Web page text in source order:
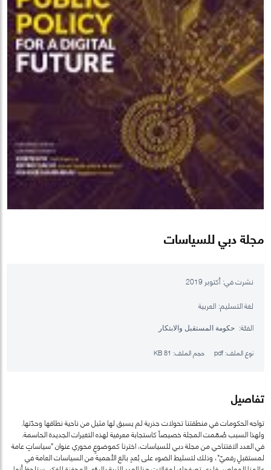
مجلة دبي للسياسات
نشرت في: أكتوبر 2019
لغة التسليم: العربية
الفئة:
حكومة المستقبل والابتكار
نوع الملف:pdf حجم الملف: 81 KB
تفاصيل
تواجه الحكومات في منطقتنا تحولات جذرية لم يسبق لها مثيل من ناحية نطاقها وحدّتها.
ولهذا السبب صُمّمت المجلة خصيصاً كاستجابة معرفية لهذه التغيرات الجديدة الحاسمة.
في العدد الافتتاحي من مجلة دبي للسياسات، اخترنا كموضوعٍ محوري عنوان "سياساتٍ عامة
لمستقبلٍ رقميّ"، وذلك لتسليط الضوء على بُعدٍ بالغ الأهمية من السياسات العامة في